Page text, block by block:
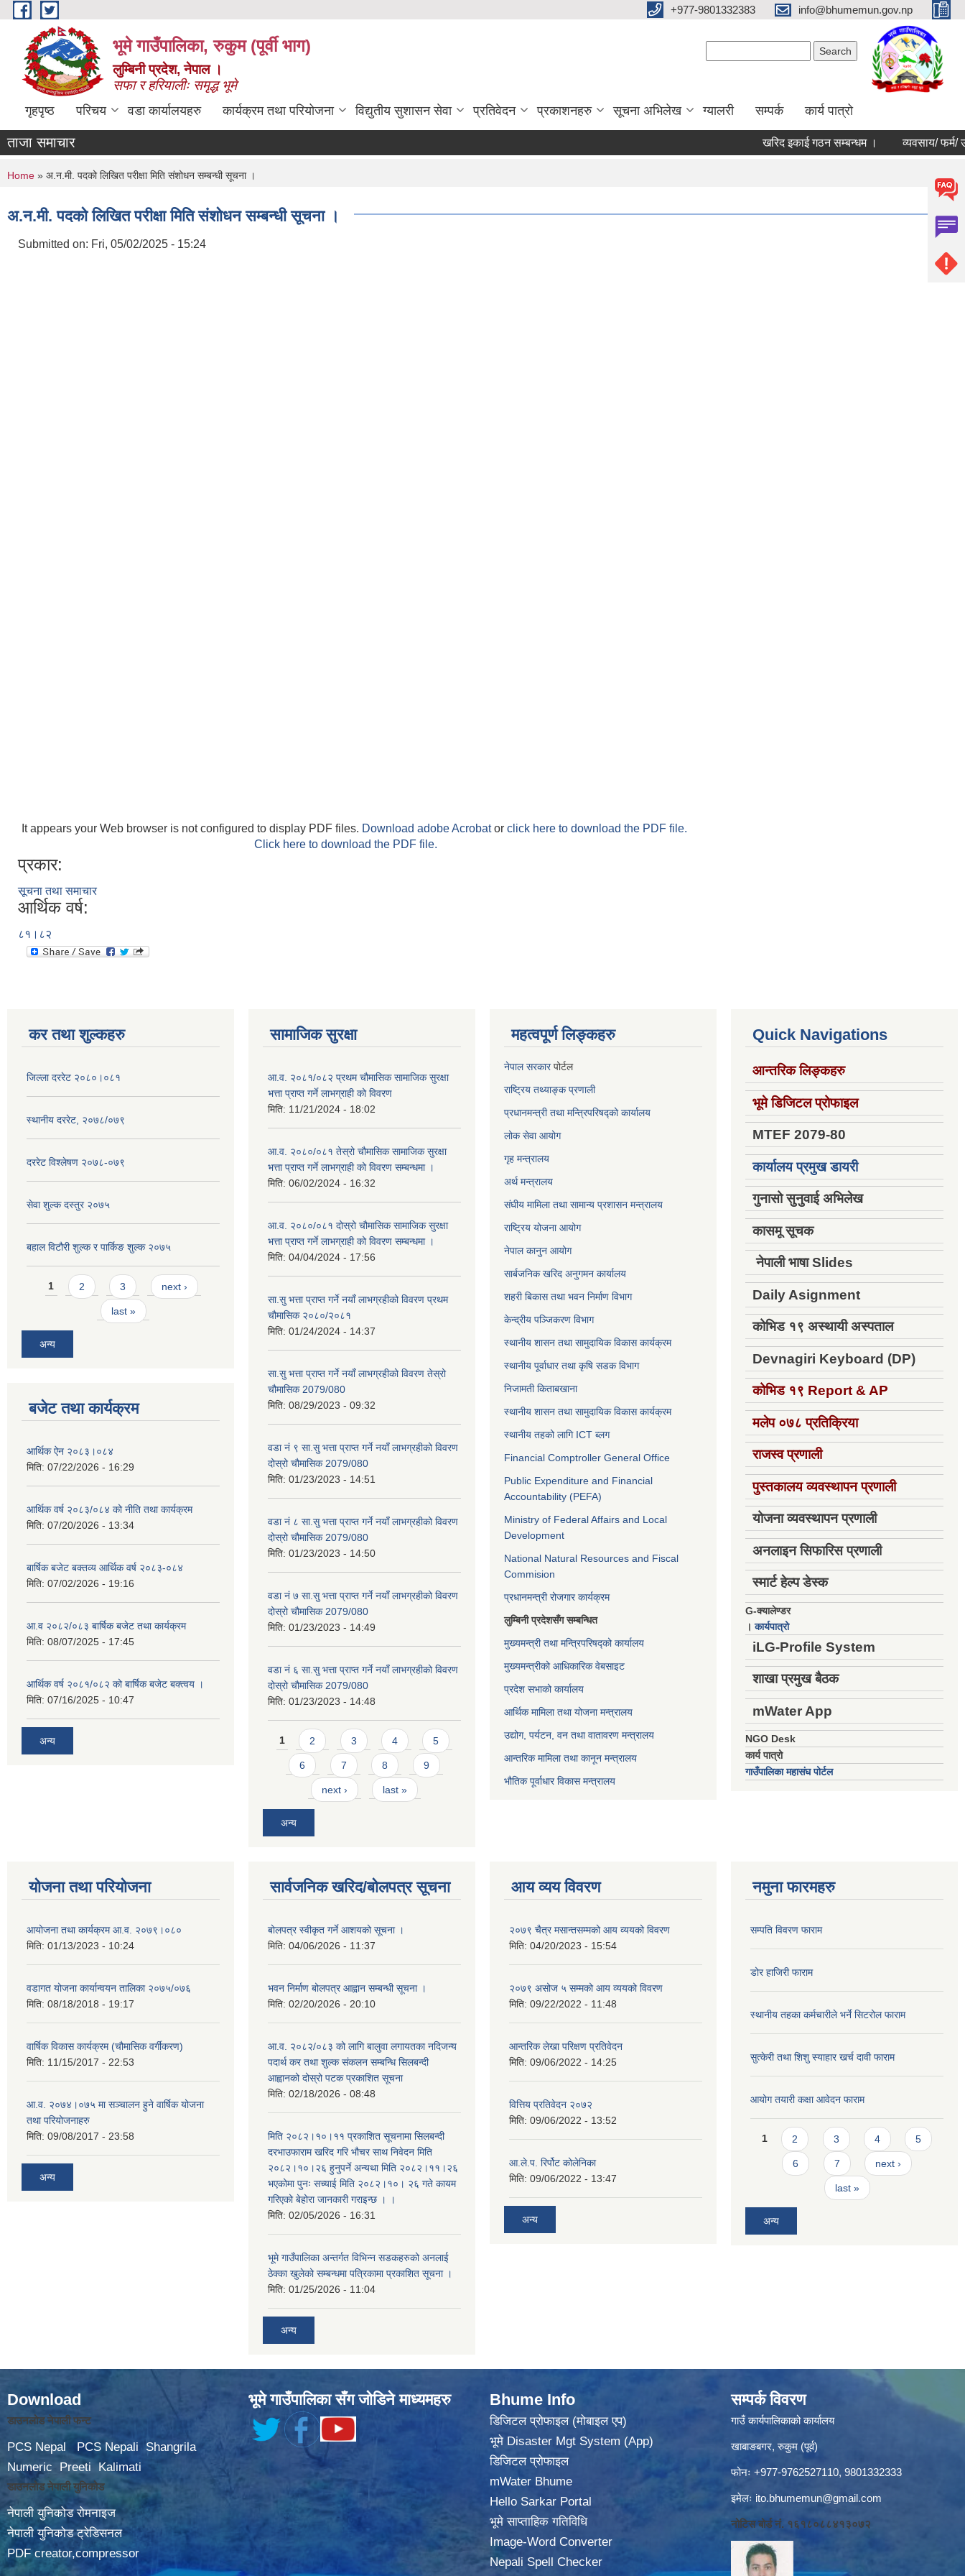
Skip to main content +977-9801332383 info@bhumemun.gov.np
भूमे गाउँपालिका, रुकुम (पूर्वी भाग)
लुम्बिनी प्रदेश, नेपाल ।
सफा र हरियालीः समृद्ध भूमे
गृहपृष्ठ परिचय वडा कार्यालयहरु कार्यक्रम तथा परियोजना विद्युतीय सुशासन सेवा प्रतिवेदन प्रकाशनहरु सूचना अभिलेख ग्यालरी सम्पर्क कार्य पात्रो
ताजा समाचार खरिद इकाई गठन सम्बन्धम । व्यवसाय/ फर्म/
You are here
Home » अ.न.मी. पदको लिखित परीक्षा मिति संशोधन सम्बन्धी सूचना ।
अ.न.मी. पदको लिखित परीक्षा मिति संशोधन सम्बन्धी सूचना ।
Submitted on: Fri, 05/02/2025 - 15:24
It appears your Web browser is not configured to display PDF files. Download adobe Acrobator click here to download the PDF file.
Click here to download the PDF file.
प्रकार:
सूचना तथा समाचार
आर्थिक वर्ष:
८१।८२
कर तथा शुल्कहरु
जिल्ला दररेट २०८०।०८१
स्थानीय दररेट, २०७८/०७९
दररेट विश्लेषण २०७८-०७९
सेवा शुल्क दस्तुर २०७५
बहाल विटौरी शुल्क र पार्किङ शुल्क २०७५
Pages
1 2 3 next ›
last »
अन्य
बजेट तथा कार्यक्रम
आर्थिक ऐन २०८३।०८४
मिति: 07/22/2026 - 16:29
आर्थिक वर्ष २०८३/०८४ को नीति तथा कार्यक्रम
मिति: 07/20/2026 - 13:34
बार्षिक बजेट बक्तव्य आर्थिक वर्ष २०८३-०८४
मिति: 07/02/2026 - 19:16
आ.व २०८२/०८३ बार्षिक बजेट तथा कार्यक्रम
मिति: 08/07/2025 - 17:45
आर्थिक वर्ष २०८१/०८२ को बार्षिक बजेट बक्त्वय ।
मिति: 07/16/2025 - 10:47
अन्य
सामाजिक सुरक्षा
आ.व. २०८१/०८२ प्रथम चौमासिक सामाजिक सुरक्षा
भत्ता प्राप्त गर्ने लाभग्राही को विवरण
मिति: 11/21/2024 - 18:02
आ.व. २०८०/०८१ तेस्रो चौमासिक सामाजिक सुरक्षा
भत्ता प्राप्त गर्ने लाभग्राही को विवरण सम्बन्धमा ।
मिति: 06/02/2024 - 16:32
आ.व. २०८०/०८१ दोस्रो चौमासिक सामाजिक सुरक्षा
भत्ता प्राप्त गर्ने लाभग्राही को विवरण सम्बन्धमा ।
मिति: 04/04/2024 - 17:56
सा.सु भत्ता प्राप्त गर्ने नयाँ लाभग्रहीको विवरण प्रथम
चौमासिक २०८०/२०८१
मिति: 01/24/2024 - 14:37
सा.सु भत्ता प्राप्त गर्ने नयाँ लाभग्रहीको विवरण तेस्रो
चौमासिक 2079/080
मिति: 08/29/2023 - 09:32
वडा नं ९ सा.सु भत्ता प्राप्त गर्ने नयाँ लाभग्रहीको विवरण
दोस्रो चौमासिक 2079/080
मिति: 01/23/2023 - 14:51
वडा नं ८ सा.सु भत्ता प्राप्त गर्ने नयाँ लाभग्रहीको विवरण
दोस्रो चौमासिक 2079/080
मिति: 01/23/2023 - 14:50
वडा नं ७ सा.सु भत्ता प्राप्त गर्ने नयाँ लाभग्रहीको विवरण
दोस्रो चौमासिक 2079/080
मिति: 01/23/2023 - 14:49
वडा नं ६ सा.सु भत्ता प्राप्त गर्ने नयाँ लाभग्रहीको विवरण
दोस्रो चौमासिक 2079/080
मिति: 01/23/2023 - 14:48
Pages
1 2 3 4 5
6 7 8 9
next › last »
अन्य
महत्वपूर्ण लिङ्कहरु
नेपाल सरकारपोर्टल
राष्ट्रिय तथ्याङ्क प्रणाली
प्रधानमन्त्री तथा मन्त्रिपरिषद्को कार्यालय
लोक सेवाआयोग
गृह मन्त्रालय
अर्थ मन्त्रालय
संघीय मामिला तथा सामान्य प्रशासन मन्त्रालय
राष्ट्रिय योजना आयोग
नेपाल कानुन आयोग
सार्बजनिक खरिद अनुगमन कार्यालय
शहरी बिकास तथा भवन निर्माण विभाग
केन्द्रीय पञ्जिकरण विभाग
स्थानीय शासन तथा सामुदायिक विकास कार्यक्रम
स्थानीय पूर्वाधार तथा कृषि सडक विभाग
निजामती किताबखाना
स्थानीय शासन तथा सामुदायिक विकास कार्यक्रम
स्थानीय तहको लागि ICT ब्लग
Financial Comptroller General Office
Public Expenditure and Financial
Accountability (PEFA)
Ministry of Federal Affairs and Local
Development
National Natural Resources and Fiscal
Commision
प्रधानमन्त्री रोजगार कार्यक्रम
लुम्बिनी प्रदेशसँग सम्बन्धित
मुख्यमन्त्री तथा मन्त्रिपरिषद्को कार्यालय
मुख्यमन्त्रीको आधिकारिक वेबसाइट
प्रदेश सभाको कार्यालय
आर्थिक मामिला तथा योजना मन्त्रालय
उद्योग, पर्यटन, वन तथा वातावरण मन्त्रालय
आन्तरिक मामिला तथा कानून मन्त्रालय
भौतिक पूर्वाधार विकास मन्त्रालय
Quick Navigations
आन्तरिक लिङ्कहरु
भूमे डिजिटल प्रोफाइल
MTEF 2079-80
कार्यालय प्रमुख डायरी
गुनासो सुनुवाई अभिलेख
कासमू सूचक
नेपाली भाषा Slides
Daily Asignment
कोभिड १९ अस्थायी अस्पताल
Devnagiri Keyboard (DP)
कोभिड १९ Report & AP
मलेप ०७८ प्रतिक्रिया
राजस्व प्रणाली
पुस्तकालय व्यवस्थापन प्रणाली
योजना व्यवस्थापन प्रणाली
अनलाइन सिफारिस प्रणाली
स्मार्ट हेल्प डेस्क
G-क्यालेण्डर
।कार्यपात्रो
iLG-Profile System
शाखा प्रमुख बैठक
mWater App
NGO Desk
कार्य पात्रो
गाउँपालिका महासंघ पोर्टल
योजना तथा परियोजना
आयोजना तथा कार्यक्रम आ.व. २०७९।०८०
मिति: 01/13/2023 - 10:24
वडागत योजना कार्यान्वयन तालिका २०७५/०७६
मिति: 08/18/2018 - 19:17
वार्षिक विकास कार्यक्रम (चौमासिक वर्गीकरण)
मिति: 11/15/2017 - 22:53
आ.व. २०७४।०७५ मा सञ्चालन हुने वार्षिक योजना
तथा परियोजनाहरु
मिति: 09/08/2017 - 23:58
अन्य
सार्वजनिक खरिद/बोलपत्र सूचना
बोलपत्र स्वीकृत गर्ने आशयको सूचना ।
मिति: 04/06/2026 - 11:37
भवन निर्माण बोलपत्र आह्वान सम्बन्धी सूचना ।
मिति: 02/20/2026 - 20:10
आ.व. २०८२/०८३ को लागि बालुवा लगायतका नदिजन्य
पदार्थ कर तथा शुल्क संकलन सम्बन्धि सिलबन्दी
आह्वानको दोस्रो पटक प्रकाशित सूचना
मिति: 02/18/2026 - 08:48
मिति २०८२।१०।११ प्रकाशित सूचनामा सिलबन्दी
दरभाउफाराम खरिद गरि भौचर साथ निवेदन मिति
२०८२।१०।२६ हुनुपर्ने अन्यथा मिति २०८२।११।२६
भएकोमा पुनः सच्याई मिति २०८२।१०। २६ गते कायम
गरिएको बेहोरा जानकारी गराइन्छ । ।
मिति: 02/05/2026 - 16:31
भूमे गाउँपालिका अन्तर्गत विभिन्न सडकहरुको अनलाई
ठेक्का खुलेको सम्बन्धमा पत्रिकामा प्रकाशित सूचना ।
मिति: 01/25/2026 - 11:04
अन्य
आय व्यय विवरण
२०७९ चैत्र मसान्तसम्मको आय व्ययको विवरण
मिति: 04/20/2023 - 15:54
२०७९ असोज ५ सम्मको आय व्ययको विवरण
मिति: 09/22/2022 - 11:48
आन्तरिक लेखा परिक्षण प्रतिवेदन
मिति: 09/06/2022 - 14:25
वित्तिय प्रतिवेदन २०७२
मिति: 09/06/2022 - 13:52
आ.ले.प. रिर्पोट कोलेनिका
मिति: 09/06/2022 - 13:47
अन्य
नमुना फारमहरु
सम्पति विवरण फाराम
डोर हाजिरी फाराम
स्थानीय तहका कर्मचारीले भर्ने सिटरोल फाराम
सुत्केरी तथा शिशु स्याहार खर्च दावी फाराम
आयोग तयारी कक्षा आवेदन फाराम
Pages
1 2 3 4 5
6 7 next ›
last »
अन्य
Download
डाउनलोड नेपाली फन्ट
PCS Nepal PCS Nepali
Shangrila
Numeric
Preeti Kalimati
डाउनलोड नेपाली युनिकोड
नेपाली युनिकोड रोमनाइज
नेपाली युनिकोड ट्रेडिसनल
PDF creator,compressor
भूमे गाउँपालिका सँग जोडिने माध्यमहरु Bhume Info
डिजिटल प्रोफाइल (मोबाइल एप)
भूमे Disaster Mgt System (App)
डिजिटल प्रोफाइल
mWater Bhume
Hello Sarkar Portal
भूमे साप्ताहिक गतिविधि
Image-Word Converter
Nepali Spell Checker
सम्पर्क विवरण
गाउँ कार्यपालिकाको कार्यालय
खाबाङबगर, रुकुम (पूर्व)
फोनः +977-9762527110, 9801332333
इमेलः ito.bhumemun@gmail.com
नोटिस बोर्ड नं. १६१८०८८४१३०७२